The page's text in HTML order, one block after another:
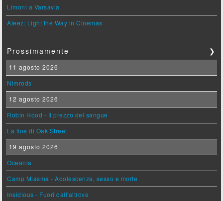
Limoni a Varsavia
Ateez: Light the Way in Cinemas
Prossimamente ❯
11 agosto 2026
Nimrods
12 agosto 2026
Robin Hood - Il prezzo del sangue
La fine di Oak Street
19 agosto 2026
Oceania
Camp Miasma - Adolescenza, sesso e morte
Insidious - Fuori dall'altrove